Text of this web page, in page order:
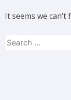
It seems we